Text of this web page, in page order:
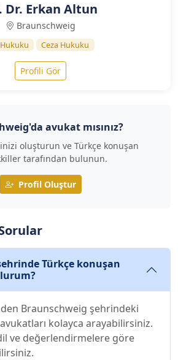
Dr. Erkan Altun
Braunschweig
Ceza Hukuku
Profili Gör
avukat mısınız?
oluşturun ve Türkçe konuşan
tarafından bulunun.
Profil Oluştur
Türkçe konuşan
Braunschweig şehrindeki
kolayca arayabilirsiniz.
ve değerlendirmelere göre